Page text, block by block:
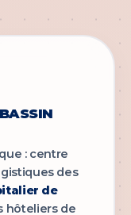
: centre
des
de
hôteliers de